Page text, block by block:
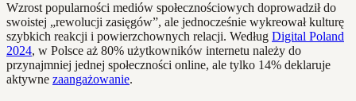
Wzrost popularności mediów społecznościowych doprowadził do
swoistej „rewolucji zasięgów”, ale jednocześnie wykreował kulturę
szybkich reakcji i powierzchownych relacji. Według Digital Poland
2024, w Polsce aż 80% użytkowników internetu należy do
przynajmniej jednej społeczności online, ale tylko 14% deklaruje
aktywne zaangażowanie.